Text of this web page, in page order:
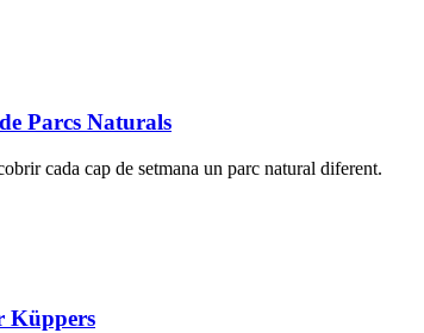
Parcs Naturals
cada cap de setmana un parc natural diferent.
Küppers